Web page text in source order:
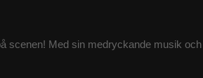
scenen! Med sin medryckande musik